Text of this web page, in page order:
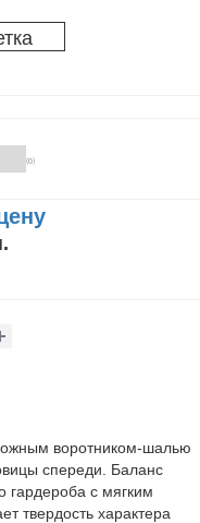
(0)
воротником-шалью
спереди. Баланс
гардероба с мягким
твердость характера